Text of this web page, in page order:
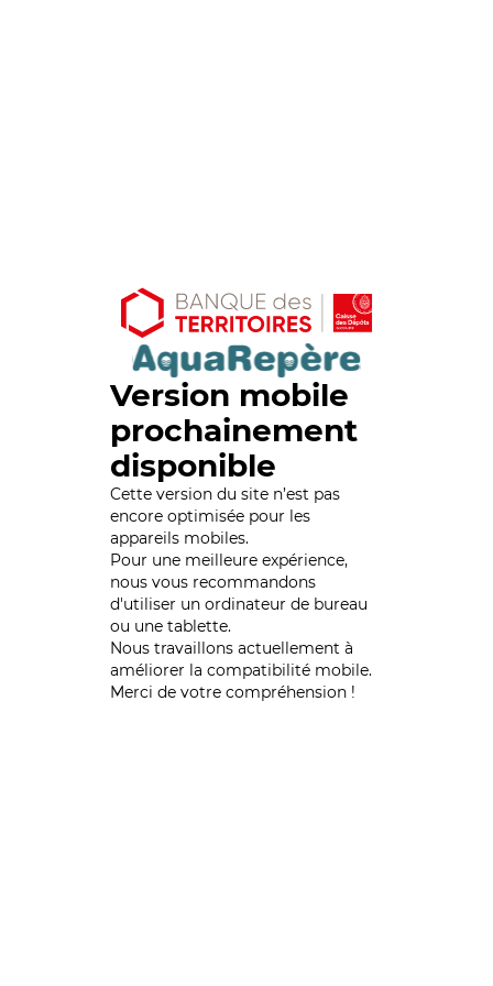
Version mobile
prochainement
disponible
Cette version du site n’est pas
encore optimisée pour les
appareils mobiles.
Pour une meilleure expérience,
nous vous recommandons
d'utiliser un ordinateur de bureau
ou une tablette.
Nous travaillons actuellement à
améliorer la compatibilité mobile.
Merci de votre compréhension !